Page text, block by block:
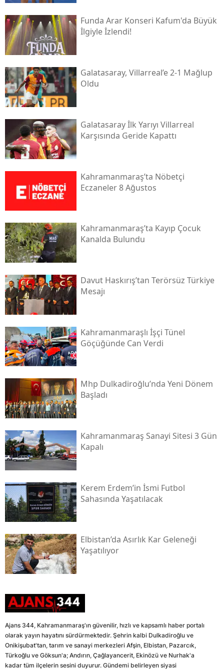
Funda Arar Konseri Kafum'da Büyük
İlgiyle İzlendi!
Galatasaray, Villarreal’e 2-1 Mağlup
Oldu
Galatasaray İlk Yarıyı Villarreal
Karşısında Geride Kapattı
Kahramanmaraş’ta Nöbetçi
Eczaneler 8 Ağustos
Kahramanmaraş’ta Kayıp Çocuk
Kanalda Bulundu
Davut Haskırış’tan Terörsüz Türkiye
Mesajı
Kahramanmaraşlı İşçi Tünel
Göçüğünde Can Verdi
Mhp Dulkadiroğlu’nda Yeni Dönem
Başladı
Kahramanmaraş Sanayi Sitesi 3 Gün
Kapalı
Kerem Erdem’in İsmi Futbol
Sahasında Yaşatılacak
Elbistan’da Asırlık Kar Geleneği
Yaşatılıyor
Ajans 344, Kahramanmaraş'ın güvenilir, hızlı ve kapsamlı haber portalı
olarak yayın hayatını sürdürmektedir. Şehrin kalbi Dulkadiroğlu ve
Onikişubat'tan, tarım ve sanayi merkezleri Afşin, Elbistan, Pazarcık,
Türkoğlu ve Göksun'a; Andırın, Çağlayancerit, Ekinözü ve Nurhak'a
kadar tüm ilçelerin sesini duyurur. Gündemi belirleyen siyasi